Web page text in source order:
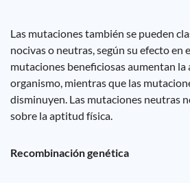
Las mutaciones también se pueden
nocivas o neutras, según su efecto en
mutaciones beneficiosas aumentan
organismo, mientras que las
disminuyen. Las mutaciones neutras
sobre la aptitud física.
Recombinación genética